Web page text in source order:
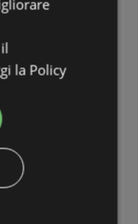
chiesetta
l'orizzonte
"Le
con
fresche
e Tino
la Policy